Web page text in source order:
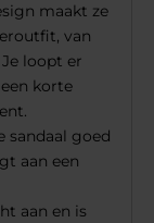
maakt ze
van
loopt er
korte
sandaal goed
aan een
aan en is